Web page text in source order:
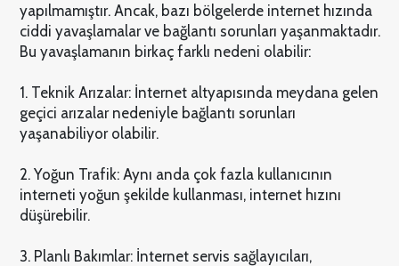
yapılmamıştır. Ancak, bazı bölgelerde internet hızında
ciddi yavaşlamalar ve bağlantı sorunları yaşanmaktadır.
Bu yavaşlamanın birkaç farklı nedeni olabilir:
1. Teknik Arızalar: İnternet altyapısında meydana gelen
geçici arızalar nedeniyle bağlantı sorunları
yaşanabiliyor olabilir.
2. Yoğun Trafik: Aynı anda çok fazla kullanıcının
interneti yoğun şekilde kullanması, internet hızını
düşürebilir.
3. Planlı Bakımlar: İnternet servis sağlayıcıları,